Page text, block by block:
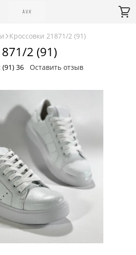
Кроссовки 21871/2 (91)
2 (91)
36 Оставить отзыв